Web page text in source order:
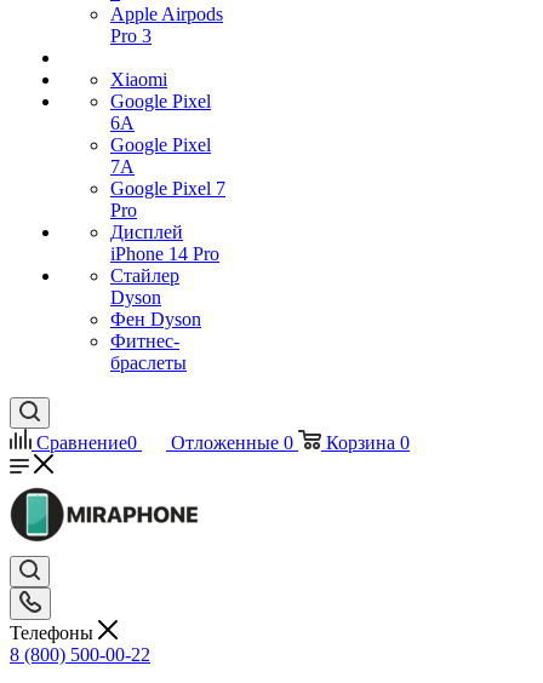
Apple Airpods
Pro 3
Xiaomi
Google Pixel
6A
Google Pixel
7А
Google Pixel 7
Pro
Дисплей
iPhone 14 Pro
Стайлер
Dyson
Фен Dyson
Фитнес-
браслеты
Сравнение0 Отложенные 0 Корзина 0
Телефоны
8 (800) 500-00-22